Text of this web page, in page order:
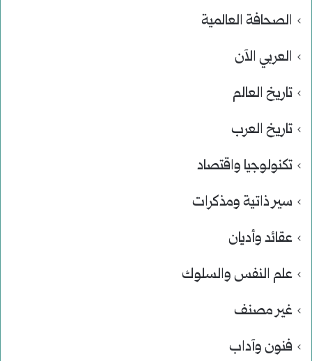
الصحافة العالمية
العربي الآن
تاريخ العالم
تاريخ العرب
تكنولوجيا واقتصاد
سير ذاتية ومذكرات
عقائد وأديان
علم النفس والسلوك
غير مصنف
فنون وآداب